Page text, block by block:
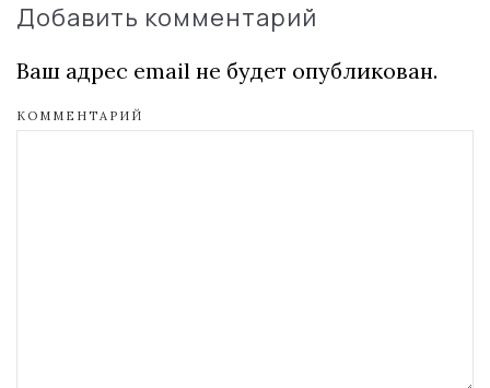
Добавить комментарий
Ваш адрес email не будет опубликован.
КОММЕНТАРИЙ